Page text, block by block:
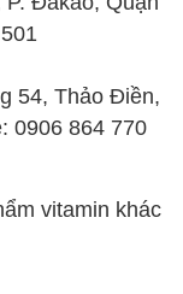
54, Thảo Điền,
0906 864 770
vitamin khác